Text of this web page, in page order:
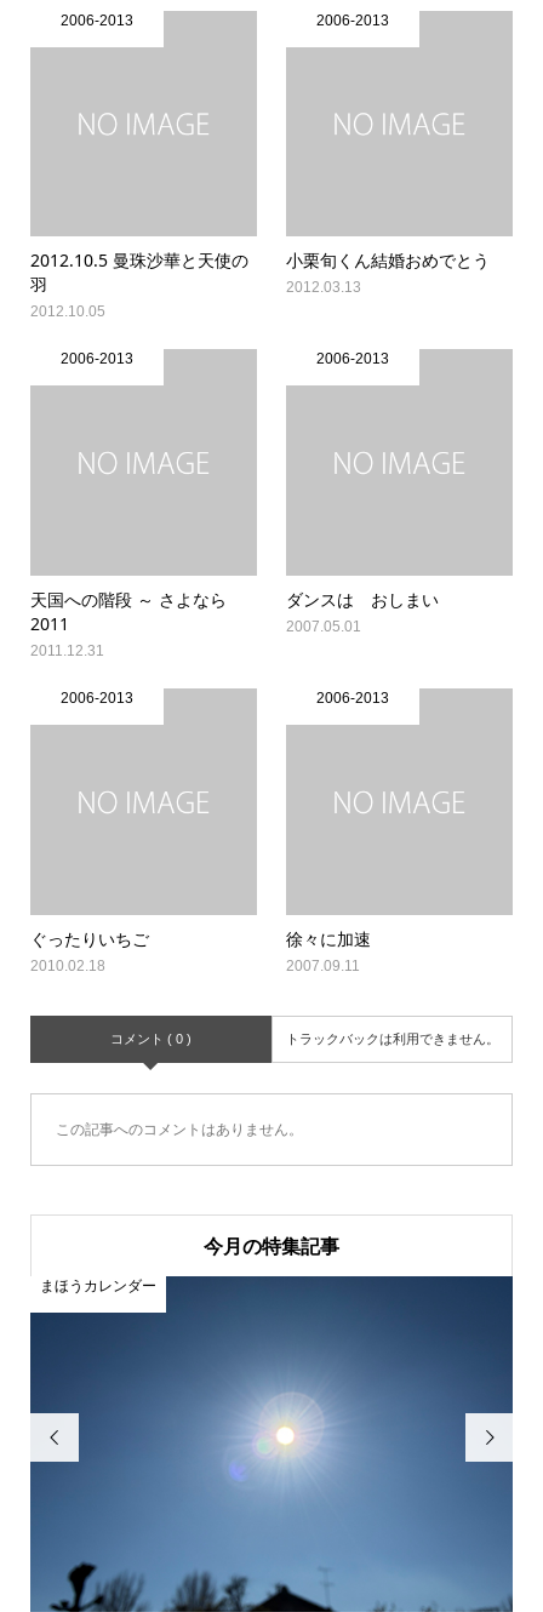
2006-2013
2012.10.5 曼珠沙華と天使の
羽
2012.10.05
2006-2013
小栗旬くん結婚おめでとう
2012.03.13
2006-2013
天国への階段 ～ さよなら
2011
2011.12.31
2006-2013
ダンスは おしまい
2007.05.01
2006-2013
ぐったりいちご
2010.02.18
2006-2013
徐々に加速
2007.09.11
コメント ( 0 ) トラックバックは利用できません。
この記事へのコメントはありません。
今月の特集記事

まほうカレンダー
